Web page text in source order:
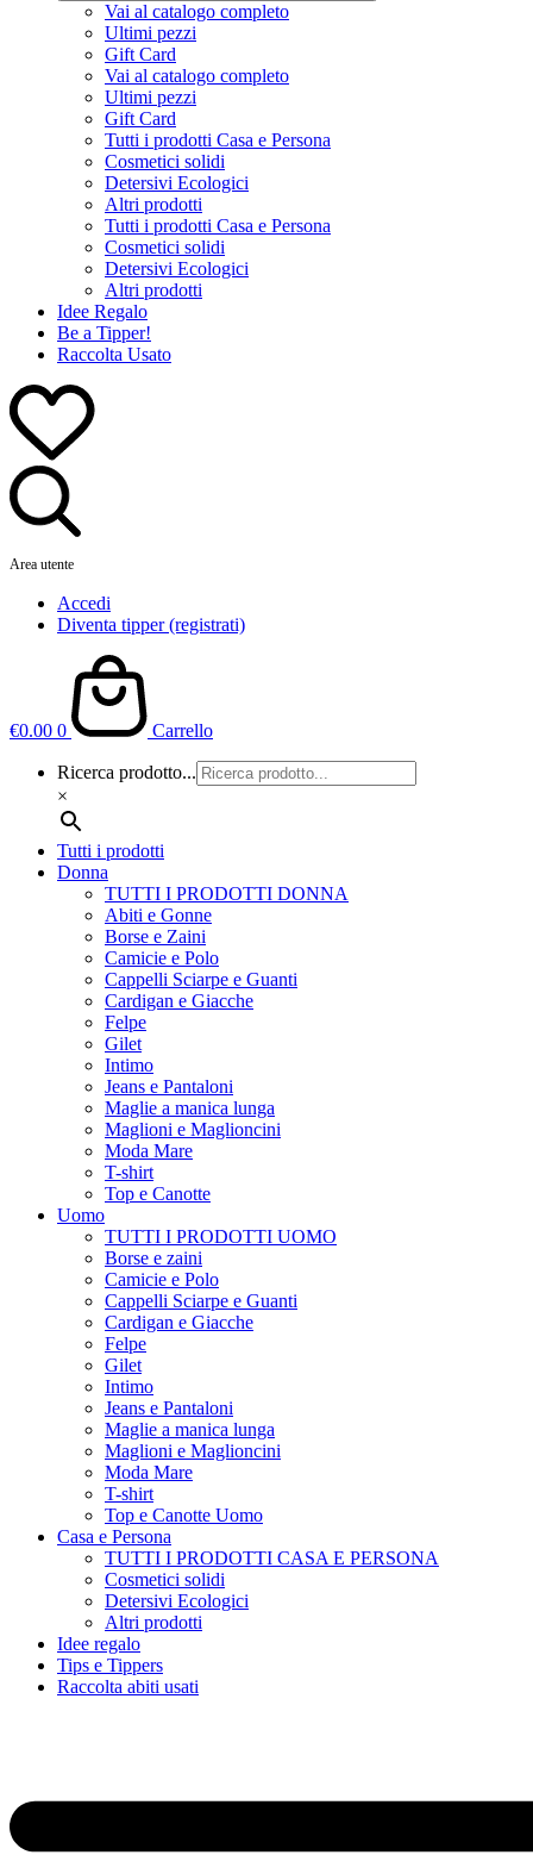
Vai al catalogo completo
Ultimi pezzi
Gift Card
Vai al catalogo completo
Ultimi pezzi
Gift Card
Tutti i prodotti Casa e Persona
Cosmetici solidi
Detersivi Ecologici
Altri prodotti
Tutti i prodotti Casa e Persona
Cosmetici solidi
Detersivi Ecologici
Altri prodotti
Idee Regalo
Be a Tipper!
Raccolta Usato
Area utente
Accedi
Diventa tipper (registrati)
€0.00 0 Carrello
Ricerca prodotto...
×
Tutti i prodotti
Donna
TUTTI I PRODOTTI DONNA
Abiti e Gonne
Borse e Zaini
Camicie e Polo
Cappelli Sciarpe e Guanti
Cardigan e Giacche
Felpe
Gilet
Intimo
Jeans e Pantaloni
Maglie a manica lunga
Maglioni e Maglioncini
Moda Mare
T-shirt
Top e Canotte
Uomo
TUTTI I PRODOTTI UOMO
Borse e zaini
Camicie e Polo
Cappelli Sciarpe e Guanti
Cardigan e Giacche
Felpe
Gilet
Intimo
Jeans e Pantaloni
Maglie a manica lunga
Maglioni e Maglioncini
Moda Mare
T-shirt
Top e Canotte Uomo
Casa e Persona
TUTTI I PRODOTTI CASA E PERSONA
Cosmetici solidi
Detersivi Ecologici
Altri prodotti
Idee regalo
Tips e Tippers
Raccolta abiti usati